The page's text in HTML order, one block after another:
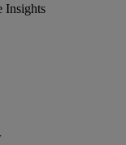
Insights